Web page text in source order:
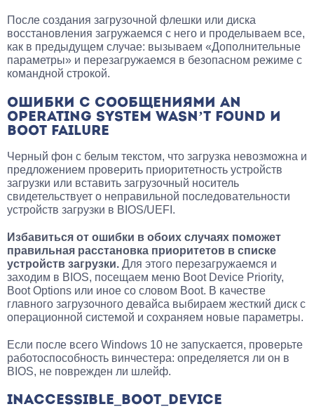
После создания загрузочной флешки или диска
восстановления загружаемся с него и проделываем все,
как в предыдущем случае: вызываем «Дополнительные
параметры» и перезагружаемся в безопасном режиме с
командной строкой.
ОШИБКИ С СООБЩЕНИЯМИ AN
OPERATING SYSTEM WASN’T FOUND И
BOOT FAILURE
Черный фон с белым текстом, что загрузка невозможна и
предложением проверить приоритетность устройств
загрузки или вставить загрузочный носитель
свидетельствует о неправильной последовательности
устройств загрузки в BIOS/UEFI.
Избавиться от ошибки в обоих случаях поможет
правильная расстановка приоритетов в списке
устройств загрузки. Для этого перезагружаемся и
заходим в BIOS, посещаем меню Boot Device Priority,
Boot Options или иное со словом Boot. В качестве
главного загрузочного девайса выбираем жесткий диск с
операционной системой и сохраняем новые параметры.
Если после всего Windows 10 не запускается, проверьте
работоспособность винчестера: определяется ли он в
BIOS, не поврежден ли шлейф.
INACCESSIBLE_BOOT_DEVICE